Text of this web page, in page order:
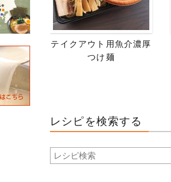
テイクアウト用魚介濃厚
つけ麺
レシピを検索する